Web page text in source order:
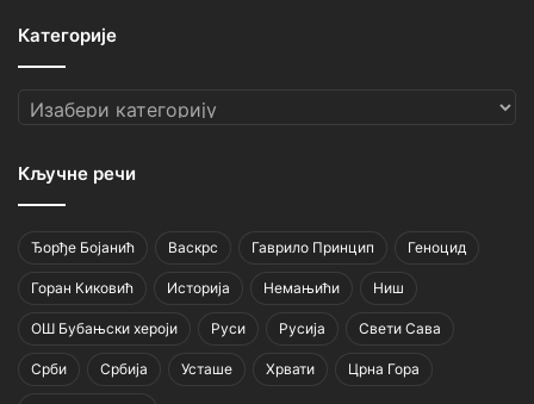
Категорије
Категорије
Кључне речи
Ђорђе Бојанић Васкрс Гаврило Принцип Геноцид
Горан Киковић Историја Немањићи Ниш
ОШ Бубањски хероји Руси Русија Свети Сава
Срби Србија Усташе Хрвати Црна Гора